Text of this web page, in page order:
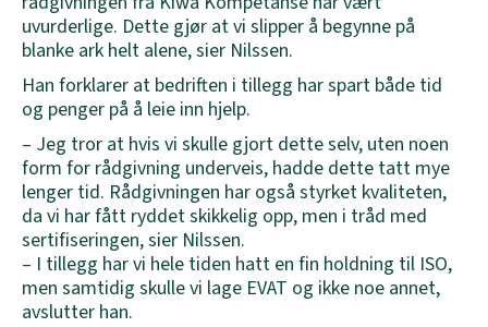
uvurderlige. Dette gjør at vi slipper å begynne på
blanke ark helt alene, sier Nilssen.
Han forklarer at bedriften i tillegg har spart både tid
og penger på å leie inn hjelp.
– Jeg tror at hvis vi skulle gjort dette selv, uten noen
form for rådgivning underveis, hadde dette tatt mye
lenger tid. Rådgivningen har også styrket kvaliteten,
da vi har fått ryddet skikkelig opp, men i tråd med
sertifiseringen, sier Nilssen.
– I tillegg har vi hele tiden hatt en fin holdning til ISO,
men samtidig skulle vi lage EVAT og ikke noe annet,
avslutter han.